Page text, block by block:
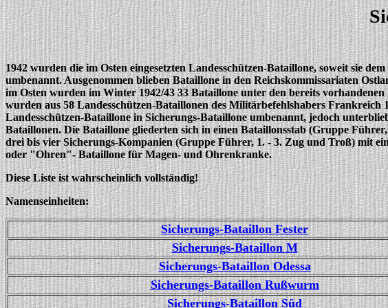
1942 wurden die im Osten eingesetzten Landesschützen-Bataillone, soweit sie
umbenannt. Ausgenommen blieben Bataillone in den Reichskommissariaten
im Osten wurden im Winter 1942/43 33 Bataillone unter den bereits
wurden aus 58 Landesschützen-Bataillonen des Militärbefehlshabers
Landesschützen-Bataillone in Sicherungs-Bataillone umbenannt, jedoch
Bataillonen. Die Bataillone gliederten sich in einen Bataillonsstab (Gruppe
drei bis vier Sicherungs-Kompanien (Gruppe Führer, 1. - 3. Zug und Troß) mit
oder "Ohren"- Bataillone für Magen- und Ohrenkranke.
Diese Liste ist wahrscheinlich vollständig!
Namenseinheiten:
Sicherungs-Bataillon Fester
Sicherungs-Bataillon M
Sicherungs-Bataillon Odessa
Sicherungs-Bataillon Rußwurm
Sicherungs-Bataillon Süd